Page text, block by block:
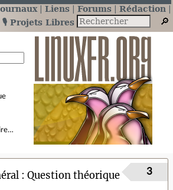
Liens Forums
Rédaction
🎙️ Projets Libres
Question théorique
3